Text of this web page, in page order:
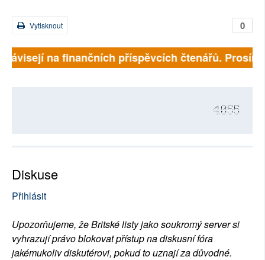
0
Vytisknout
na finančních příspěvcích čtenářů.
4055
Diskuse
Přihlásit
Upozorňujeme, že Britské listy jako soukromý server si
vyhrazují právo blokovat přístup na diskusní fóra
jakémukoliv diskutérovi, pokud to uznají za důvodné.